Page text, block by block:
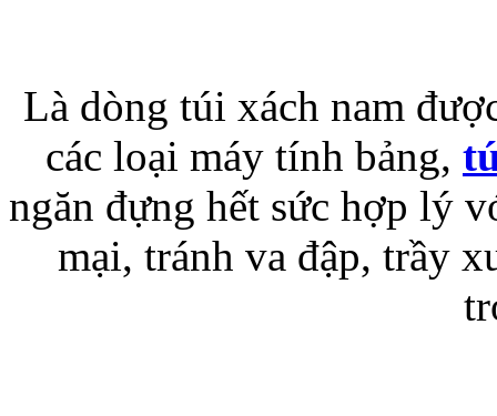
Ốp lưng iPhone
Là dòng túi xách nam
các loại máy tính bảng,
ngăn đựng hết sức hợp lý
mại, tránh va đập, trầy